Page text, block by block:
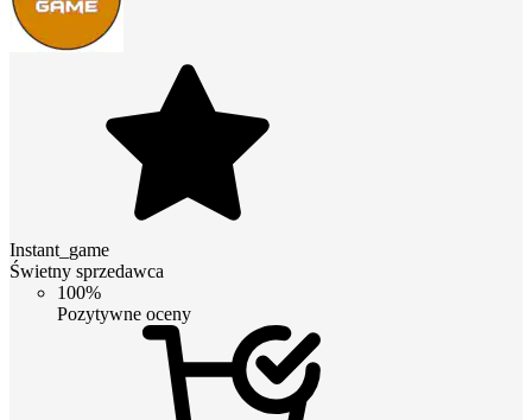
Instant_game
Świetny sprzedawca
100%
Pozytywne oceny